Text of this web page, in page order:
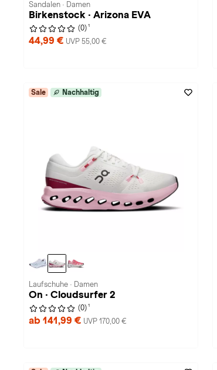
Sandalen · Damen
Birkenstock · Arizona EVA
(0) 1
44,99 € UVP 55,00 €
Sale Nachhaltig
Laufschuhe · Damen
On · Cloudsurfer 2
(0) 1
ab 141,99 € UVP 170,00 €